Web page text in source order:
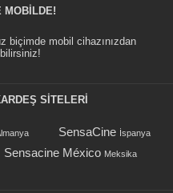
MOBILDE!
biçimde mobil cihazınızdan
SİTELERİ
SensaCine İspanya
Sensacine México Meksika